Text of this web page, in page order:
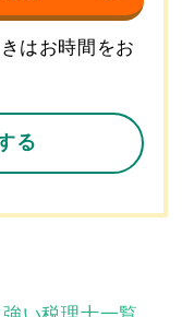
はお時間をお
る